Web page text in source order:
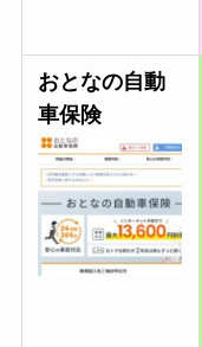
おとなの自動
車保険